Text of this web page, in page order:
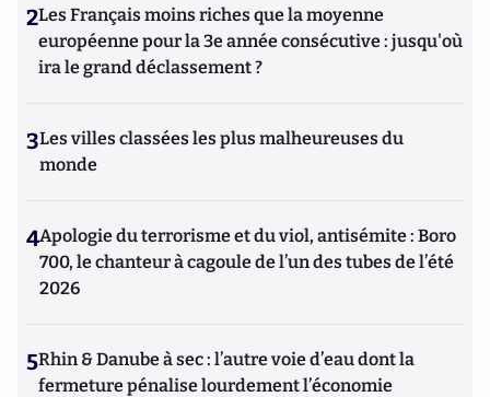
2Les Français moins riches que la moyenne
européenne pour la 3e année consécutive : jusqu'où
ira le grand déclassement ?
3Les villes classées les plus malheureuses du
monde
4Apologie du terrorisme et du viol, antisémite : Boro
700, le chanteur à cagoule de l’un des tubes de l’été
2026
5Rhin & Danube à sec : l’autre voie d’eau dont la
fermeture pénalise lourdement l’économie